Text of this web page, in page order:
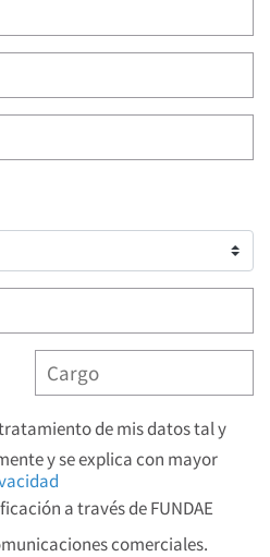
tratamiento de mis datos tal y
y se explica con mayor
a través de FUNDAE
comerciales.